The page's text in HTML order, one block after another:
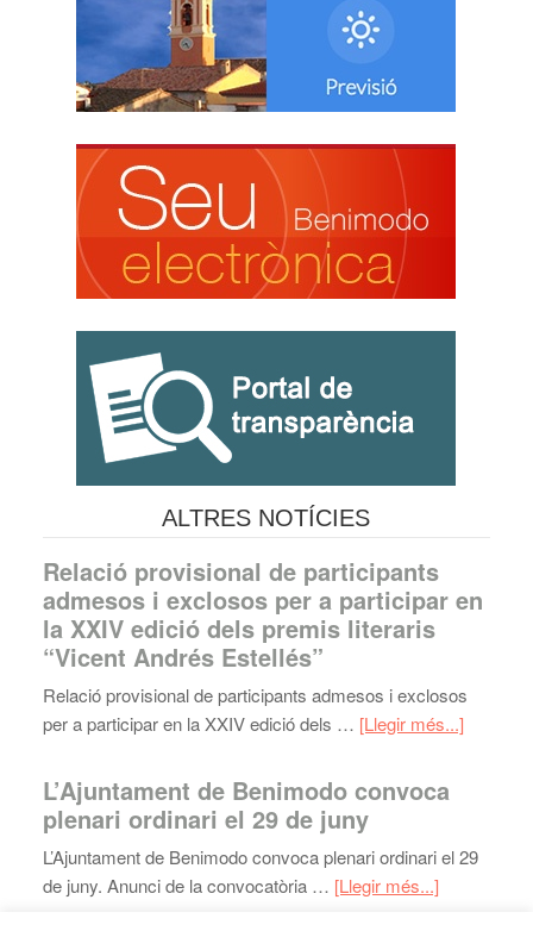
ALTRES NOTÍCIES
Relació provisional de participants
admesos i exclosos per a participar en
la XXIV edició dels premis literaris
“Vicent Andrés Estellés”
Relació provisional de participants admesos i exclosos
per a participar en la XXIV edició dels … [Llegir més...]
L’Ajuntament de Benimodo convoca
plenari ordinari el 29 de juny
L’Ajuntament de Benimodo convoca plenari ordinari el 29
de juny. Anunci de la convocatòria … [Llegir més...]